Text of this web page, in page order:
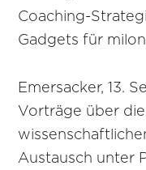
Coaching-
Gadgets für
Emersacker, 13.
Vorträge über
Austausch unter